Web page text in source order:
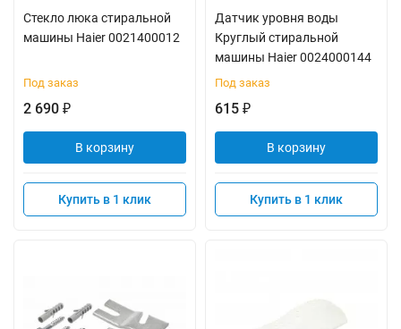
Стекло люка стиральной
машины Haier 0021400012
Под заказ
2 690 ₽
В корзину
Купить в 1 клик
Датчик уровня воды
Круглый стиральной
машины Haier 0024000144
Под заказ
615 ₽
В корзину
Купить в 1 клик